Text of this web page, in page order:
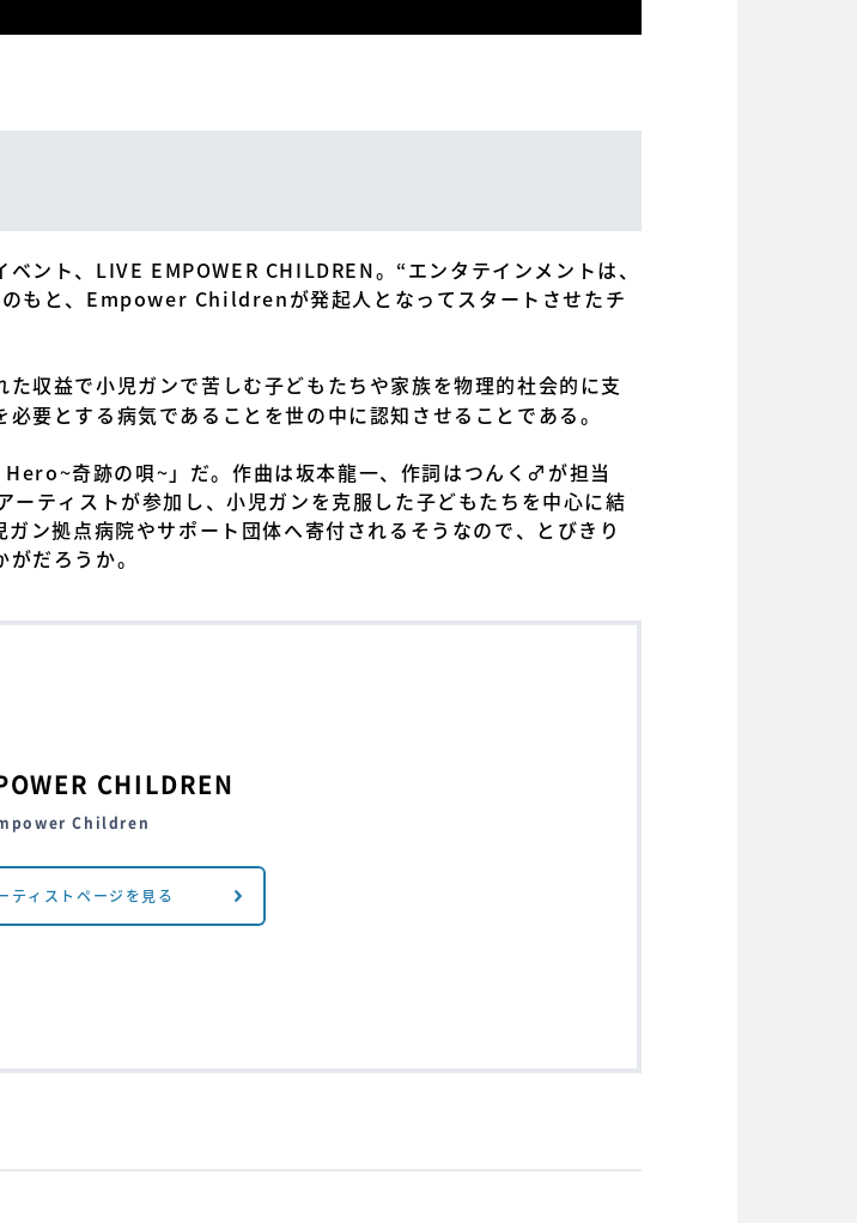
ント、LIVE EMPOWER CHILDREN。“エンタテインメントは、
もと、Empower Childrenが発起人となってスタートさせたチ
収益で小児ガンで苦しむ子どもたちや家族を物理的社会的に支
要とする病気であることを世の中に認知させることである。
奇跡の唄~」だ。作曲は坂本龍一、作詞はつんく♂が担当
ティストが参加し、小児ガンを克服した子どもたちを中心に結
ン拠点病院やサポート団体へ寄付されるそうなので、とびきり
だろうか。
CHILDREN
Children
ティストページを見る